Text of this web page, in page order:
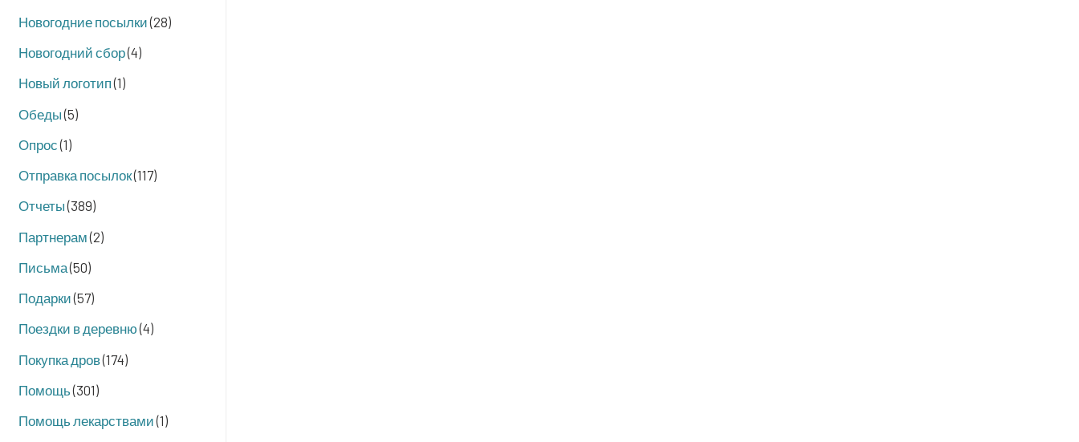
Новогодние посылки(28)
Новогодний сбор(4)
Новый логотип(1)
Обеды(5)
Опрос(1)
Отправка посылок(117)
Отчеты(389)
Партнерам(2)
Письма(50)
Подарки(57)
Поездки в деревню(4)
Покупка дров(174)
Помощь(301)
Помощь лекарствами(1)